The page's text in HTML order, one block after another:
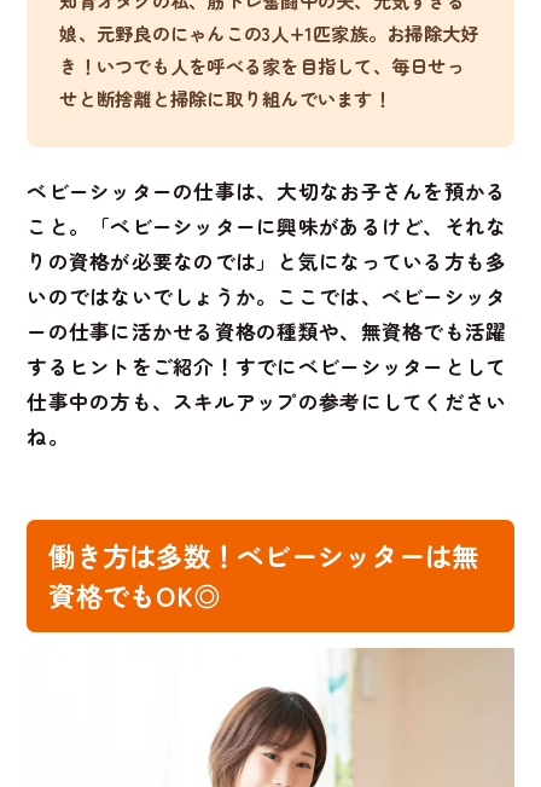
娘、元野良のにゃんこの3人+1匹家族。お掃除大好
き！いつでも人を呼べる家を目指して、毎日せっ
せと断捨離と掃除に取り組んでいます！
ベビーシッターの仕事は、大切なお子さんを預かる
こと。「ベビーシッターに興味があるけど、それな
りの資格が必要なのでは」と気になっている方も多
いのではないでしょうか。ここでは、ベビーシッタ
ーの仕事に活かせる資格の種類や、無資格でも活躍
するヒントをご紹介！すでにベビーシッターとして
仕事中の方も、スキルアップの参考にしてください
ね。
働き方は多数！ベビーシッターは無
資格でもOK◎